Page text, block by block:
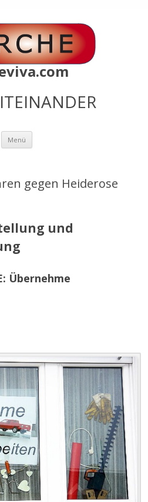
Menü Zum
springen
gegen Heiderose
und
Übernehme